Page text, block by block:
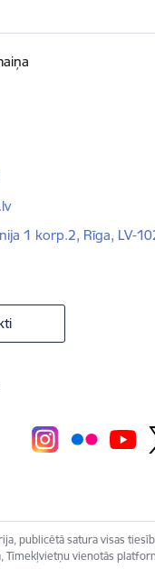
1 korp.2, Rīga, LV-
publicētā satura visas
Tīmekļvietņu vienotās